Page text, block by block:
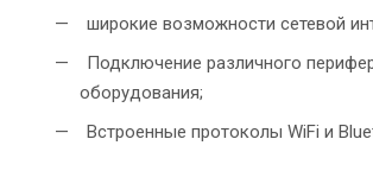
широкие возможности сетевой
Подключение различного
оборудования;
Встроенные протоколы WiFi и